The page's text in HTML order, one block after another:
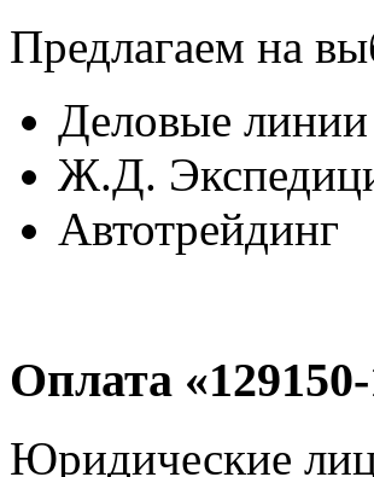
Предлагаем на
Деловые линии
Ж.Д.
Автотрейдинг
Оплата
Юридические